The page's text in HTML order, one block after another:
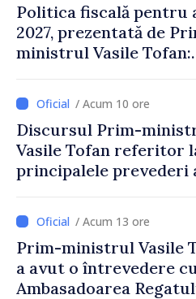
Politica fiscală pentru
2027, prezentată de
ministrul Vasile Tofan:
stimularea investițiilor
taxare mai echitabilă
/ Acum 10 ore
Discursul Prim-
Vasile Tofan referitor
principalele prevederi
2027
/ Acum 13 ore
Prim-ministrul Vasile
a avut o întrevedere cu
Ambasadoarea